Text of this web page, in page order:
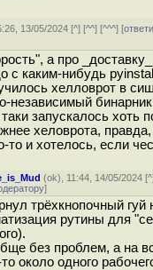
13/05/2024 [^] [^^] [^^^] [
а про
с каким-нибудь
хелловрот в
независимый
запускалось хоть
хеловрота,
то и хотелось, если
(ok), 11:44, 14/05/2024 [^
]
трёхкнопочный гуй
рутины для
без проблем, а на
около одного